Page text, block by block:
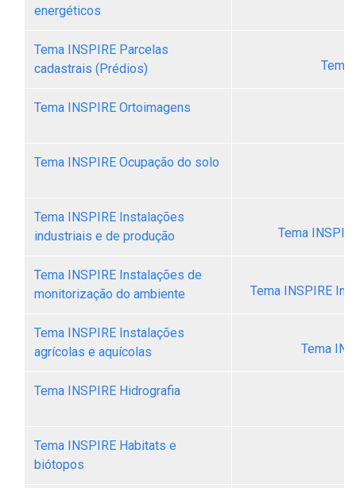
energéticos
Tema INSPIRE Parcelas
cadastrais (Prédios)
Tema
Tema INSPIRE Ortoimagens
Tema INSPIRE Ocupação do solo
Tema INSPIRE Instalações
industriais e de produção
Tema
Tema INSPIRE Instalações de
monitorização do ambiente
Tema INSPIRE
Tema INSPIRE Instalações
agrícolas e aquícolas
Tema
Tema INSPIRE Hidrografia
Tema INSPIRE Habitats e
biótopos